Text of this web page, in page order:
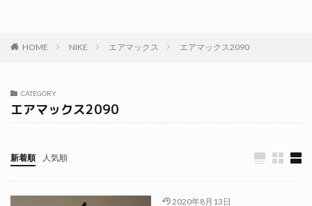
HOME NIKE エアマックス エアマックス2090
CATEGORY
エアマックス2090
新着順 人気順
2020年8月13日